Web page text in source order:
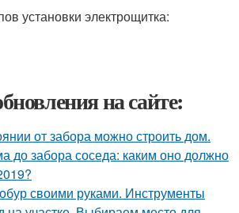
установки электрощитка:
на сайте:
от забора можно строить дом.
до забора соседа: каким оно должно
своими руками. Инструменты